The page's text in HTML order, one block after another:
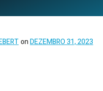
onDEZEMBRO 31, 2023